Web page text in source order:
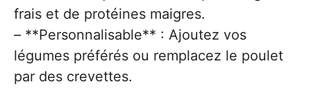
frais et de protéines maigres.
– **Personnalisable** : Ajoutez vos
légumes préférés ou remplacez le poulet
par des crevettes.